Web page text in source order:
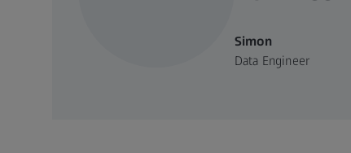
Simon
Data Engineer